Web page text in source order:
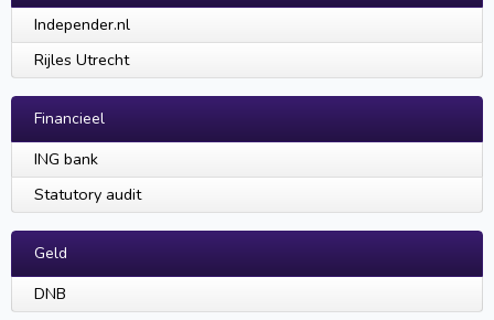
Independer.nl
Rijles Utrecht
Financieel
ING bank
Statutory audit
Geld
DNB